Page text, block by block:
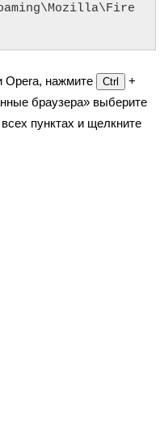
Opera, нажмите Ctrl +
браузера» выберите
пунктах и щелкните